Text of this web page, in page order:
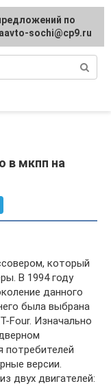
в мкпп на
который
В 1994 году
данного
была выбрана
Four. Изначально
потребителей
версии.
двух двигателей:
по
sochi@cp9.ru